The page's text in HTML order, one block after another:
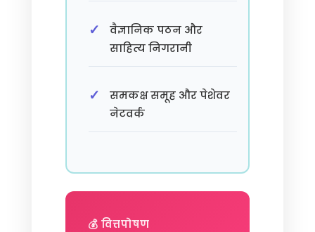
वैज्ञानिक पठन और
साहित्य निगरानी
समकक्ष समूह और पेशेवर
नेटवर्क
💰 वित्तपोषण